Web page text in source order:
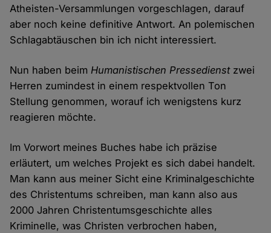
Atheisten-Versammlungen vorgeschlagen, darauf
aber noch keine definitive Antwort. An polemischen
Schlagabtäuschen bin ich nicht interessiert.
Nun haben beimHumanistischen Pressedienstzwei
Herren zumindest in einem respektvollen Ton
Stellung genommen, worauf ich wenigstens kurz
reagieren möchte.
Im Vorwort meines Buches habe ich präzise
erläutert, um welches Projekt es sich dabei handelt.
Man kann aus meiner Sicht eine Kriminalgeschichte
des Christentums schreiben, man kann also aus
2000 Jahren Christentumsgeschichte alles
Kriminelle, was Christen verbrochen haben,